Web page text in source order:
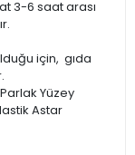
3-6 saat arası
için, gıda
Yüzey
Astar